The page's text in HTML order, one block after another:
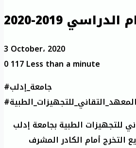
2019-2020
3 October، 2020
0117Less than a minute
#جامعة_إدلب
#المعهد_التقاني_للتجهيزات_الطبية
للتجهيزات الطبية بجامعة إدلب